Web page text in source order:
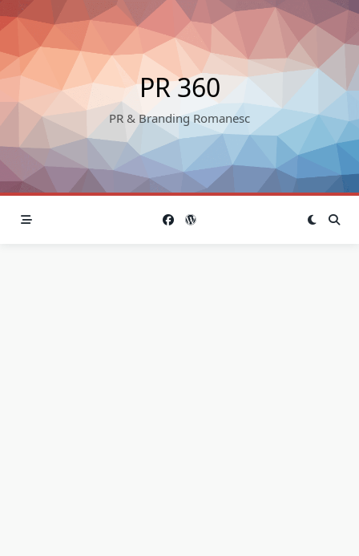
Skip
to
content
PR 360
PR & Branding Romanesc